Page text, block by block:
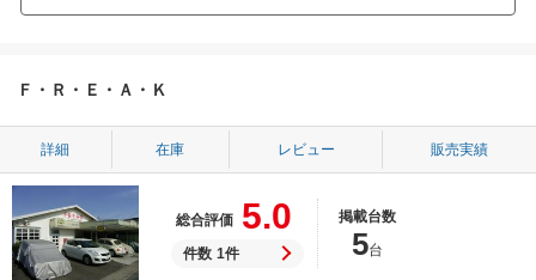
Ｆ・Ｒ・Ｅ・Ａ・Ｋ
詳細 在庫 レビュー 販売実績
総合評価 5.0
件数 1件
掲載台数
5台